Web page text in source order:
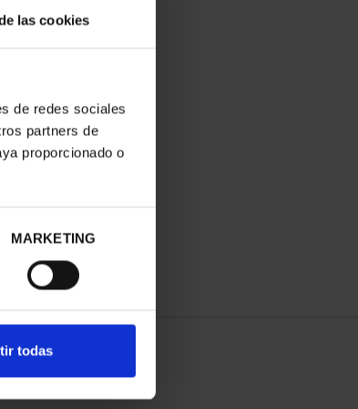
las cookies
de redes sociales
partners de
proporcionado o
MARKETING
todas
PRADO